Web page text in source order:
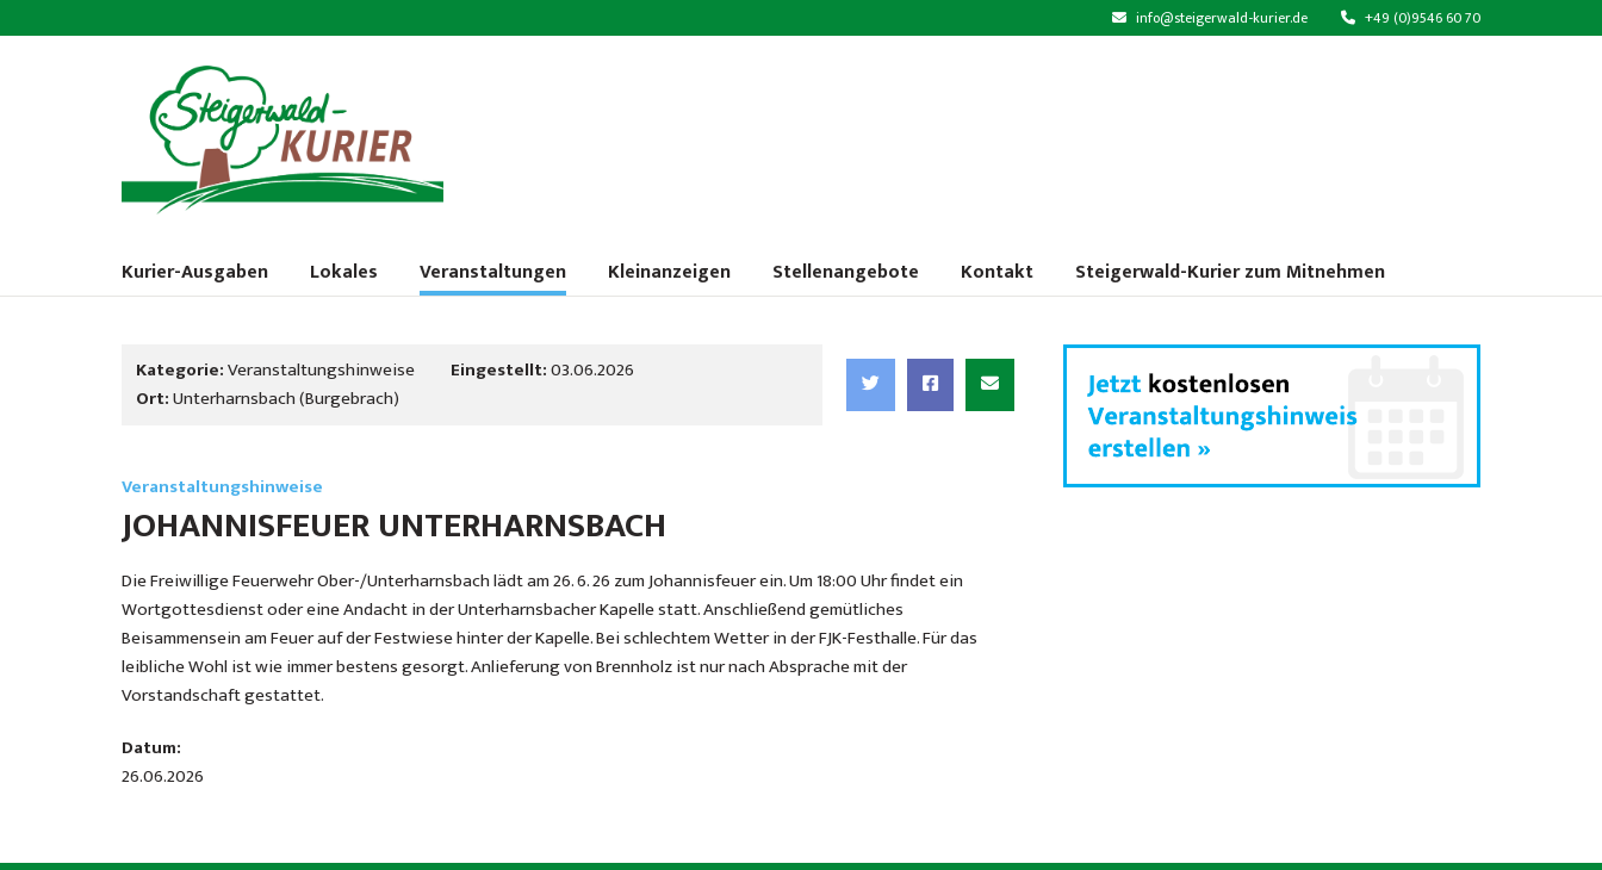
info@steigerwald-kurier.de +49 (0)9546 60 70
Kurier-Ausgaben Lokales Veranstaltungen Kleinanzeigen Stellenangebote Kontakt Steigerwald-Kurier zum Mitnehmen
Kategorie:Veranstaltungshinweise Eingestellt:03.06.2026
Ort:Unterharnsbach (Burgebrach)
Veranstaltungshinweise
JOHANNISFEUER UNTERHARNSBACH
Die Freiwillige Feuerwehr Ober-/Unterharnsbach lädt am 26. 6. 26 zum Johannisfeuer ein. Um 18:00 Uhr findet ein
Wortgottesdienst oder eine Andacht in der Unterharnsbacher Kapelle statt. Anschließend gemütliches
Beisammensein am Feuer auf der Festwiese hinter der Kapelle. Bei schlechtem Wetter in der FJK-Festhalle. Für das
leibliche Wohl ist wie immer bestens gesorgt. Anlieferung von Brennholz ist nur nach Absprache mit der
Vorstandschaft gestattet.
Datum:
26.06.2026